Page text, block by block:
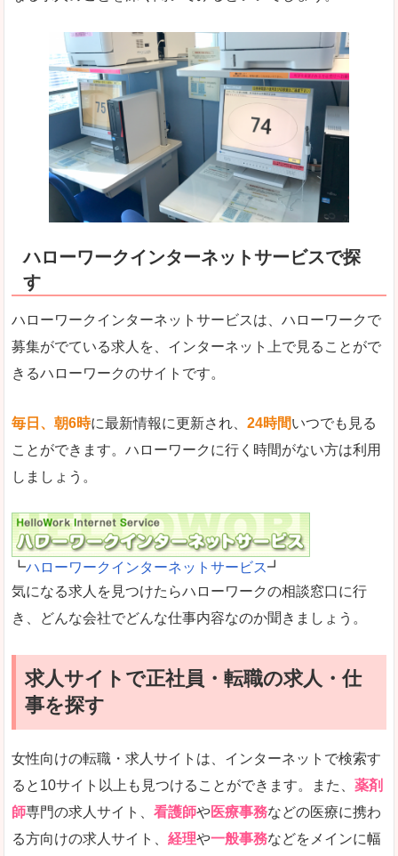
ハローワークインターネットサービスで探
す
ハローワークインターネットサービスは、ハローワークで
募集がでている求人を、インターネット上で見ることがで
きるハローワークのサイトです。
毎日、朝6時に最新情報に更新され、 24時間いつでも見る
ことができます。ハローワークに行く時間がない方は利用
しましょう。
┗ハローワークインターネットサービス┛
気になる求人を見つけたらハローワークの相談窓口に行
き、どんな会社でどんな仕事内容なのか聞きましょう。
求人サイトで正社員・転職の求人・仕
事を探す
女性向けの転職・求人サイトは、インターネットで検索す
ると10サイト以上も見つけることができます。また、 薬剤
師専門の求人サイト、 看護師や医療事務などの医療に携わ
る方向けの求人サイト、 経理や一般事務などをメインに幅